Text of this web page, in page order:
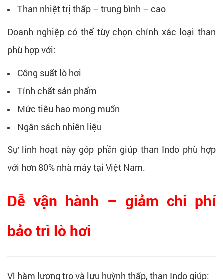
Than nhiệt trị thấp – trung bình – cao
Doanh nghiệp có thể tùy chọn chính xác loại than
phù hợp với:
Công suất lò hơi
Tính chất sản phẩm
Mức tiêu hao mong muốn
Ngân sách nhiên liệu
Sự linh hoạt này góp phần giúp than Indo phù hợp
với hơn 80% nhà máy tại Việt Nam.
Dễ vận hành – giảm chi phí
bảo trì lò hơi
Vì hàm lượng tro và lưu huỳnh thấp, than Indo giúp: